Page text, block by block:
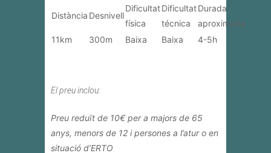
Distància Desnivell
Dificultat
física
Dificultat
técnica
Durada
aproximada
11km
300m Baixa Baixa 4-5h
El preu inclou:
Preu reduït de 10€ per a majors de 65
anys, menors de 12 i persones a l’atur o en
situació d’ERTO